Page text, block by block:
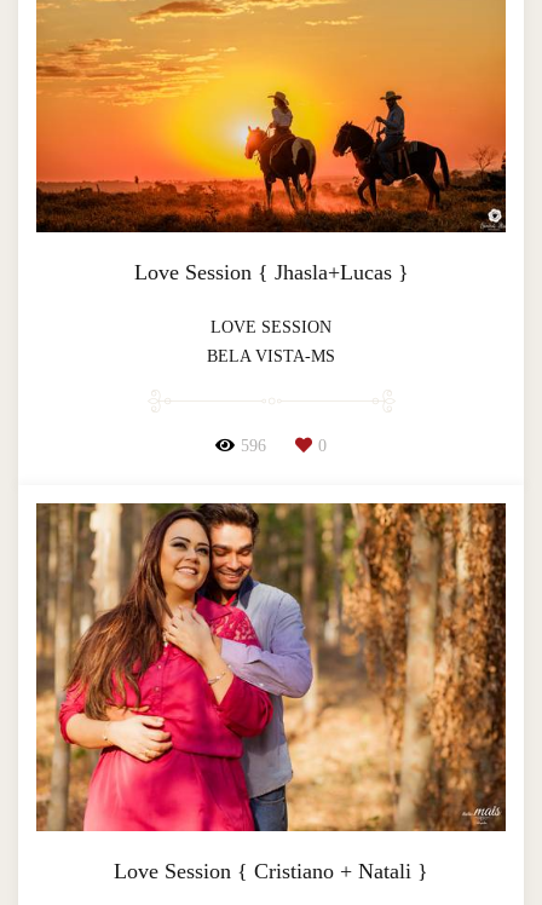
Love Session { Jhasla+Lucas }
LOVE SESSION
BELA VISTA-MS
596 0
Love Session { Cristiano + Natali }